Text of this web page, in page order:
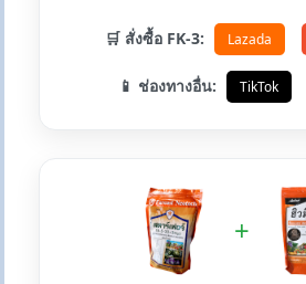
🛒 สั่งซื้อ FK-3: Lazada
📱 ช่องทางอื่น: TikTok
+